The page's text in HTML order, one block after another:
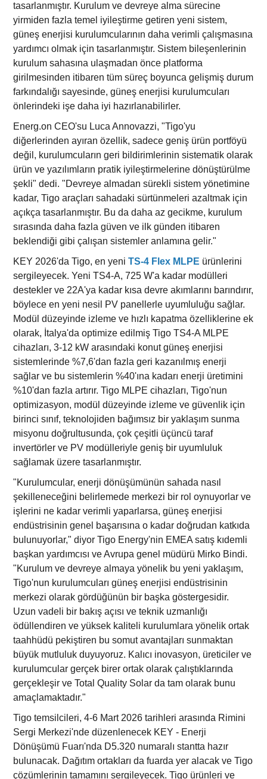
tasarlanmıştır. Kurulum ve devreye alma sürecine
yirmiden fazla temel iyileştirme getiren yeni sistem,
güneş enerjisi kurulumcularının daha verimli çalışmasına
yardımcı olmak için tasarlanmıştır. Sistem bileşenlerinin
kurulum sahasına ulaşmadan önce platforma
girilmesinden itibaren tüm süreç boyunca gelişmiş durum
farkındalığı sayesinde, güneş enerjisi kurulumcuları
önlerindeki işe daha iyi hazırlanabilirler.
Energ.on CEO'su Luca Annovazzi, "Tigo'yu
diğerlerinden ayıran özellik, sadece geniş ürün portföyü
değil, kurulumcuların geri bildirimlerinin sistematik olarak
ürün ve yazılımların pratik iyileştirmelerine dönüştürülme
şekli" dedi. "Devreye almadan sürekli sistem yönetimine
kadar, Tigo araçları sahadaki sürtünmeleri azaltmak için
açıkça tasarlanmıştır. Bu da daha az gecikme, kurulum
sırasında daha fazla güven ve ilk günden itibaren
beklendiği gibi çalışan sistemler anlamına gelir."
KEY 2026'da Tigo, en yeniTS-4 Flex MLPE ürünlerini
sergileyecek. Yeni TS4-A, 725 W'a kadar modülleri
destekler ve 22A'ya kadar kısa devre akımlarını barındırır,
böylece en yeni nesil PV panellerle uyumluluğu sağlar.
Modül düzeyinde izleme ve hızlı kapatma özelliklerine ek
olarak, İtalya'da optimize edilmiş Tigo TS4-A MLPE
cihazları, 3-12 kW arasındaki konut güneş enerjisi
sistemlerinde %7,6'dan fazla geri kazanılmış enerji
sağlar ve bu sistemlerin %40'ına kadarı enerji üretimini
%10'dan fazla artırır. Tigo MLPE cihazları, Tigo'nun
optimizasyon, modül düzeyinde izleme ve güvenlik için
birinci sınıf, teknolojiden bağımsız bir yaklaşım sunma
misyonu doğrultusunda, çok çeşitli üçüncü taraf
invertörler ve PV modülleriyle geniş bir uyumluluk
sağlamak üzere tasarlanmıştır.
"Kurulumcular, enerji dönüşümünün sahada nasıl
şekilleneceğini belirlemede merkezi bir rol oynuyorlar ve
işlerini ne kadar verimli yaparlarsa, güneş enerjisi
endüstrisinin genel başarısına o kadar doğrudan katkıda
bulunuyorlar," diyor Tigo Energy'nin EMEA satış kıdemli
başkan yardımcısı ve Avrupa genel müdürü Mirko Bindi.
"Kurulum ve devreye almaya yönelik bu yeni yaklaşım,
Tigo'nun kurulumcuları güneş enerjisi endüstrisinin
merkezi olarak gördüğünün bir başka göstergesidir.
Uzun vadeli bir bakış açısı ve teknik uzmanlığı
ödüllendiren ve yüksek kaliteli kurulumlara yönelik ortak
taahhüdü pekiştiren bu somut avantajları sunmaktan
büyük mutluluk duyuyoruz. Kalıcı inovasyon, üreticiler ve
kurulumcular gerçek birer ortak olarak çalıştıklarında
gerçekleşir ve Total Quality Solar da tam olarak bunu
amaçlamaktadır."
Tigo temsilcileri, 4-6 Mart 2026 tarihleri arasında Rimini
Sergi Merkezi'nde düzenlenecek KEY - Enerji
Dönüşümü Fuarı'nda D5.320 numaralı stantta hazır
bulunacak. Dağıtım ortakları da fuarda yer alacak ve Tigo
çözümlerinin tamamını sergileyecek. Tigo ürünleri ve